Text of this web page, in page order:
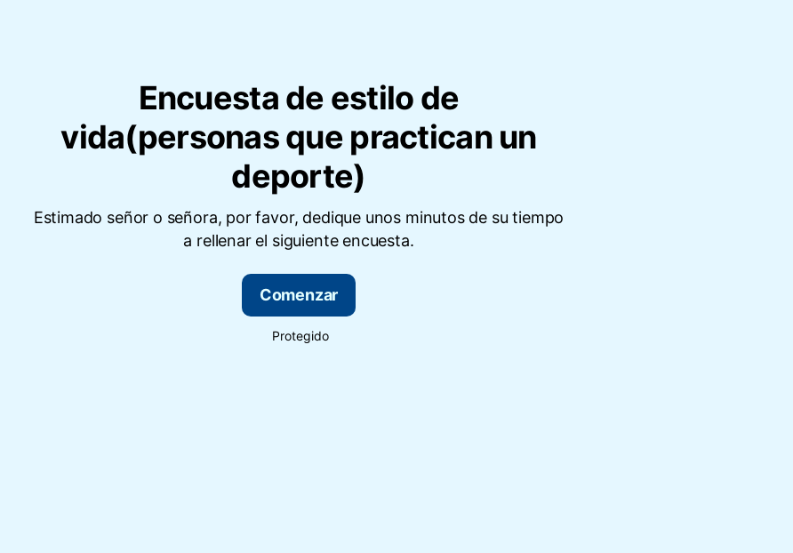
Encuesta de estilo de
vida(personas que practican un
deporte)
Estimado señor o señora, por favor, dedique unos minutos de su tiempo
a rellenar el siguiente encuesta.
Comenzar
Protegido